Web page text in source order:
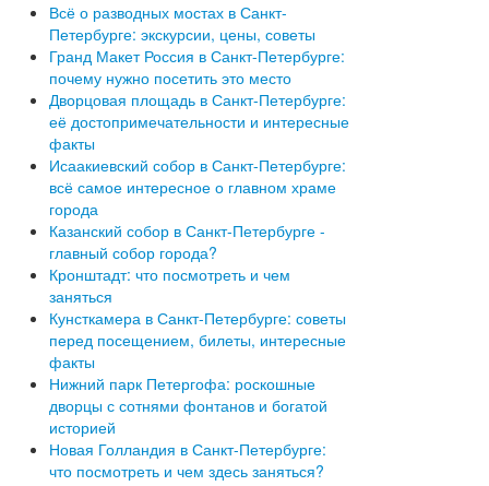
Всё о разводных мостах в Санкт-
Петербурге: экскурсии, цены, советы
Гранд Макет Россия в Санкт-Петербурге:
почему нужно посетить это место
Дворцовая площадь в Санкт-Петербурге:
её достопримечательности и интересные
факты
Исаакиевский собор в Санкт-Петербурге:
всё самое интересное о главном храме
города
Казанский собор в Санкт-Петербурге -
главный собор города?
Кронштадт: что посмотреть и чем
заняться
Кунсткамера в Санкт-Петербурге: советы
перед посещением, билеты, интересные
факты
Нижний парк Петергофа: роскошные
дворцы с сотнями фонтанов и богатой
историей
Новая Голландия в Санкт-Петербурге:
что посмотреть и чем здесь заняться?